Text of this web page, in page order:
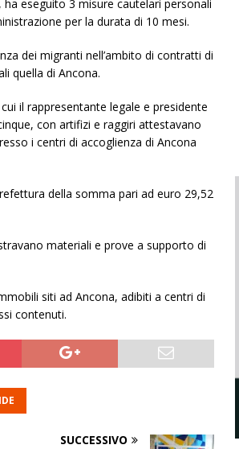
eseguito 3 misure cautelari personali
per la durata di 10 mesi.
dei migranti nell’ambito di contratti di
quella di Ancona.
il rappresentante legale e presidente
con artifizi e raggiri attestavano
i centri di accoglienza di Ancona
della somma pari ad euro 29,52
materiali e prove a supporto di
siti ad Ancona, adibiti a centri di
contenuti.
SUCCESSIVO